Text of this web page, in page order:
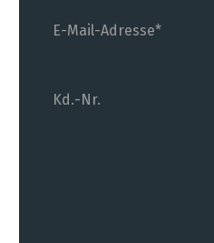
E-Mail-Adresse
Kd.-Nr.